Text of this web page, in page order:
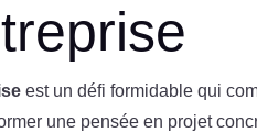
est un défi formidable qui
une pensée en projet